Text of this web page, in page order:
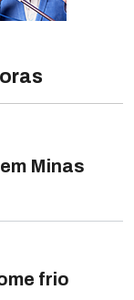
Minas
frio